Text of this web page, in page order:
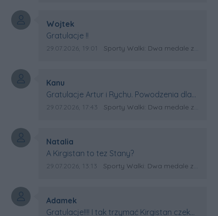
Autor komentarza:
Wojtek
Treść komentarza:
Gratulacje !!
Data dodania komentarza:
29.07.2026, 19:01 Źródło komentarza:
Sporty Walki: Dwa medale za oceanem
Autor komentarza:
Kanu
Treść komentarza:
Gratulacje Artur i Rychu. Powodzenia dla
Kirgistanu.
Data dodania komentarza:
29.07.2026, 17:43 Źródło komentarza:
Sporty Walki: Dwa medale za oceanem
Autor komentarza:
Natalia
Treść komentarza:
A Kirgistan to tez Stany?
Data dodania komentarza:
29.07.2026, 13:13 Źródło komentarza:
Sporty Walki: Dwa medale za oceanem
Autor komentarza:
Adamek
Treść komentarza:
Gratulacje!!!! I tak trzymać Kirgistan czeka